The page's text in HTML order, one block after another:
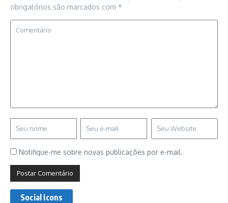
obrigatórios são marcados com *
Notifique-me sobre novas publicações por e-mail.
Social Icons